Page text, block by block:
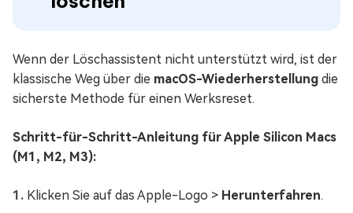
Wenn der Löschassistent nicht unterstützt wird, ist der
klassische Weg über die macOS-Wiederherstellung die
sicherste Methode für einen Werksreset.
Schritt-für-Schritt-Anleitung für Apple Silicon Macs
(M1, M2, M3):
Klicken Sie auf das Apple-Logo > Herunterfahren.